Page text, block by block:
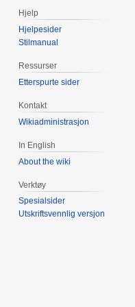
Hjelp
Hjelpesider
Stilmanual
Ressurser
Etterspurte sider
Kontakt
Wikiadministrasjon
In English
About the wiki
Verktøy
Spesialsider
Utskriftsvennlig versjon